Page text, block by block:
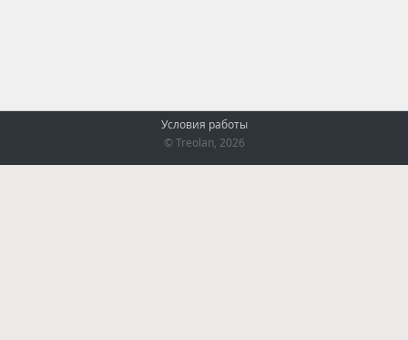
Условия работы
© Treolan, 2026